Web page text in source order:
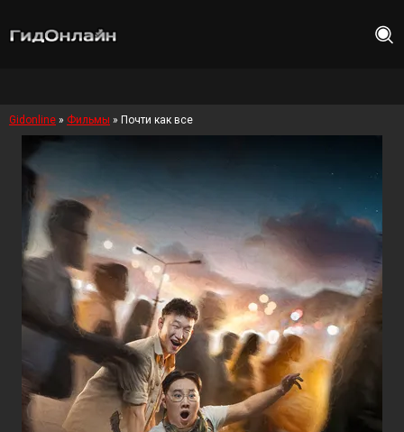
Gidonline » Фильмы » Почти как все